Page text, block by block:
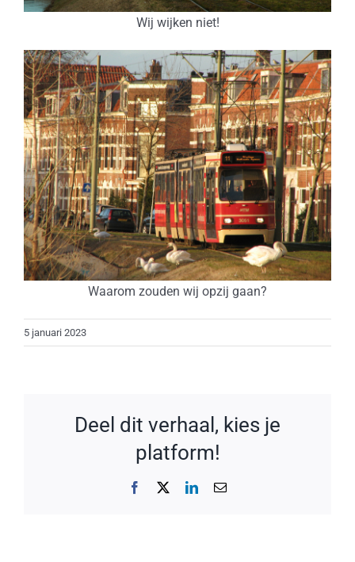
Wij wijken niet!
Waarom zouden wij opzij gaan?
5 januari 2023
Deel dit verhaal, kies je
platform!
Facebook LinkedIn
E-